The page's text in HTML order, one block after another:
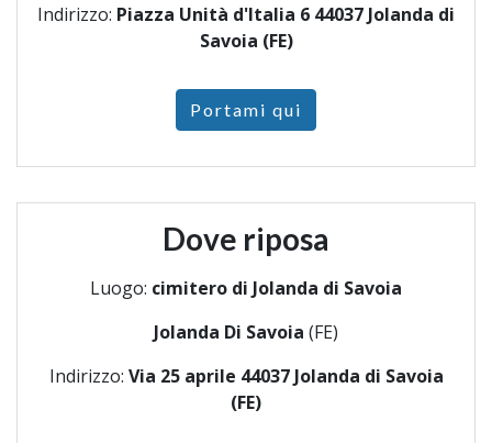
Indirizzo: Piazza Unità d'Italia 6 44037 Jolanda di
Savoia (FE)
Portami qui
Dove riposa
Luogo: cimitero di Jolanda di Savoia
Jolanda Di Savoia (FE)
Indirizzo: Via 25 aprile 44037 Jolanda di Savoia
(FE)